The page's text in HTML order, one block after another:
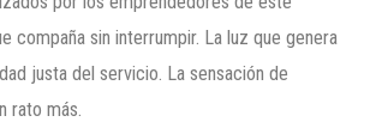
compaña sin interrumpir. La luz que genera
justa del servicio. La sensación de
rato más.